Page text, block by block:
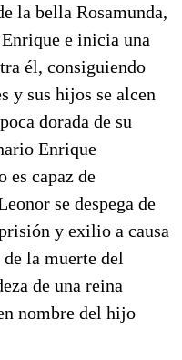
la bella Rosamunda,
e inicia una
él, consiguiendo
y sus hijos se alcen
dorada de su
Enrique
es capaz de
se despega de
y exilio a causa
la muerte del
de una reina
nombre del hijo